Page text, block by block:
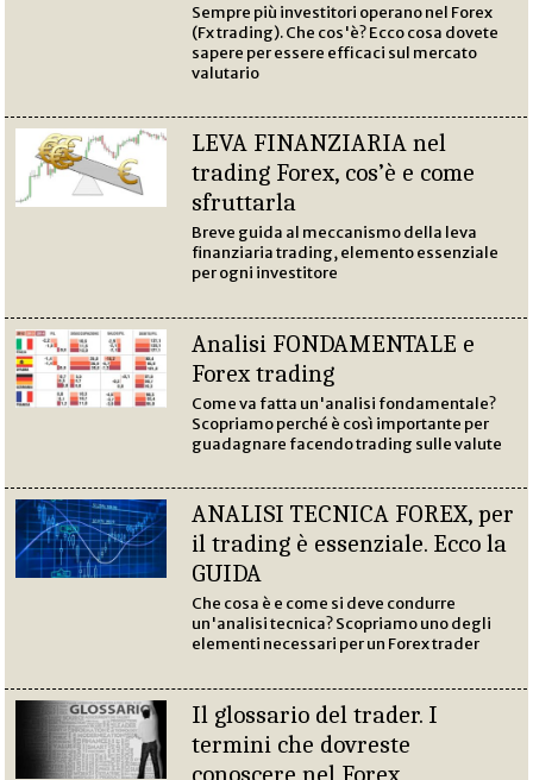
Sempre più investitori operano nel Forex
(Fx trading). Che cos'è? Ecco cosa dovete
sapere per essere efficaci sul mercato
valutario
LEVA FINANZIARIA nel
trading Forex, cos’è e come
sfruttarla
Breve guida al meccanismo della leva
finanziaria trading, elemento essenziale
per ogni investitore
Analisi FONDAMENTALE e
Forex trading
Come va fatta un'analisi fondamentale?
Scopriamo perché è così importante per
guadagnare facendo trading sulle valute
ANALISI TECNICA FOREX, per
il trading è essenziale. Ecco la
GUIDA
Che cosa è e come si deve condurre
un'analisi tecnica? Scopriamo uno degli
elementi necessari per un Forex trader
Il glossario del trader. I
termini che dovreste
conoscere nel Forex